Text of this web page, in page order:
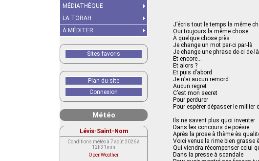
J’écris tout le temps la même
Oui toujours la même chose
À quelque chose près
Je change un mot par-ci par-là
Je change une phrase de-ci de-là
Et encore…
Et alors ?
Et puis d’abord
Je n’ai aucun remord
Aucun regret
C’est mon secret
Pour perdurer
Pour espérer dépasser le millier
Ils ne savent plus quoi inventer
Dans les concours de poésie
Après la prose à thème ès
Voici venue la rime bien grasse
Qui viendra récompenser celui
Dans la presse à scandale
MÉDIATHÈQUE
LA TORAH
À MÉDITER
Sites favoris
Plan du site
Connexion
Météo
Lévis-Saint-Nom
Conditions météo à 7 août 2026 à
12h31min
OpenWeather